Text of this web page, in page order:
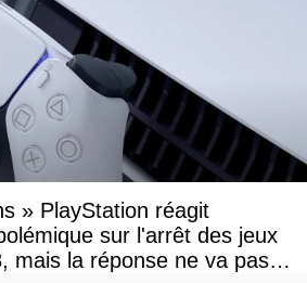
» PlayStation réagit
sur l'arrêt des jeux
mais la réponse ne va pas